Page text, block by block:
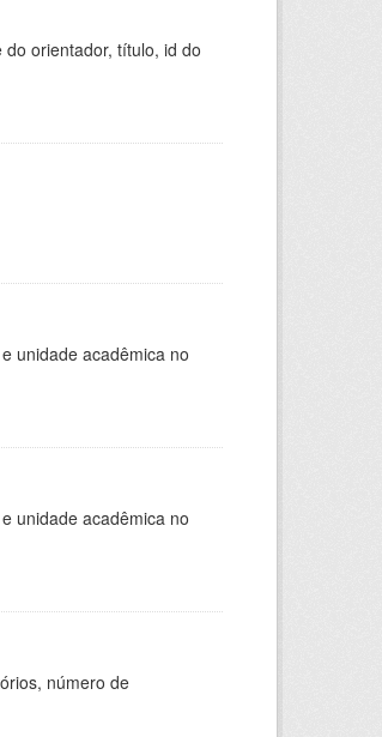
orientador, título, id do
unidade acadêmica no
unidade acadêmica no
número de